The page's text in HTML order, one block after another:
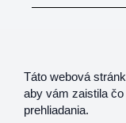
Táto webová
aby vám zaistila
prehliadania.